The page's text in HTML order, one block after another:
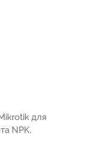
для
NPK.